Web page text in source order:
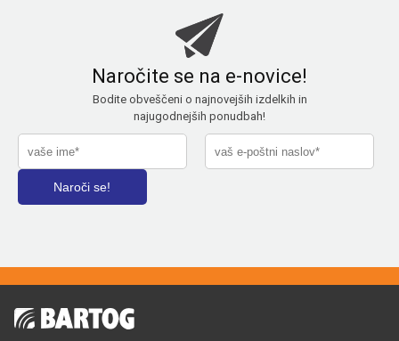
Naročite se na e-novice!
Bodite obveščeni o najnovejših izdelkih in
najugodnejših ponudbah!